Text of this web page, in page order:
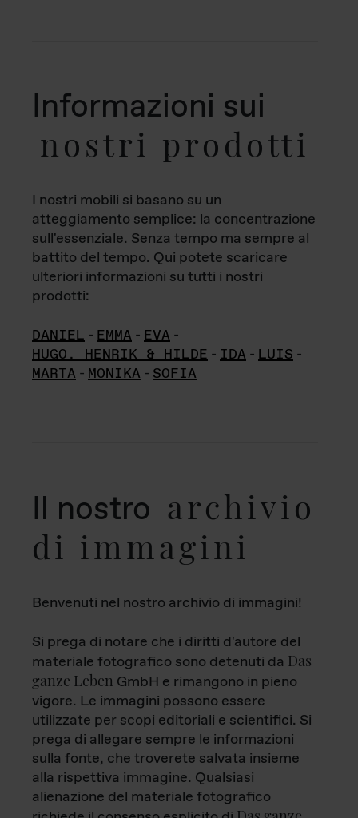
Informazioni sui
nostri prodotti
I nostri mobili si basano su un
atteggiamento semplice: la concentrazione
sull'essenziale. Senza tempo ma sempre al
battito del tempo. Qui potete scaricare
ulteriori informazioni su tutti i nostri
prodotti:
DANIEL - EMMA - EVA -
HUGO, HENRIK & HILDE - IDA - LUIS -
MARTA - MONIKA - SOFIA
Il nostro archivio
di immagini
Benvenuti nel nostro archivio di immagini!
Si prega di notare che i diritti d'autore del
materiale fotografico sono detenuti da Das
ganze Leben GmbH e rimangono in pieno
vigore. Le immagini possono essere
utilizzate per scopi editoriali e scientifici. Si
prega di allegare sempre le informazioni
sulla fonte, che troverete salvata insieme
alla rispettiva immagine. Qualsiasi
alienazione del materiale fotografico